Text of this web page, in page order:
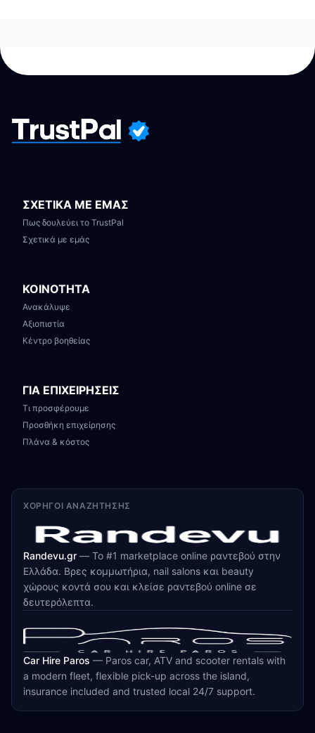
ΣΧΕΤΙΚΑ ΜΕ ΕΜΑΣ
Πως δουλεύει το TrustPal
Σχετικά με εμάς
ΚΟΙΝΟΤΗΤΑ
Ανακάλυψε
Αξιοπιστία
Κέντρο βοηθείας
ΓΙΑ ΕΠΙΧΕΙΡΗΣΕΙΣ
Τι προσφέρουμε
Προσθήκη επιχείρησης
Πλάνα & κόστος
ΧΟΡΗΓΟΊ ΑΝΑΖΉΤΗΣΗΣ
Randevu.gr — Το #1 marketplace online ραντεβού στην
Ελλάδα. Βρες κομμωτήρια, nail salons και beauty
χώρους κοντά σου και κλείσε ραντεβού online σε
δευτερόλεπτα.
Car Hire Paros — Paros car, ATV and scooter rentals with
a modern fleet, flexible pick-up across the island,
insurance included and trusted local 24/7 support.